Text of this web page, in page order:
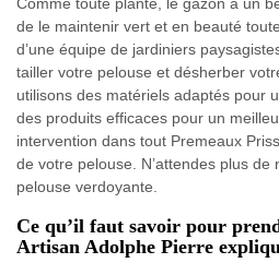
de le maintenir vert et en beauté
d’une équipe de jardiniers
tailler votre pelouse et désherber
utilisons des matériels adaptés pour
des produits efficaces pour un
intervention dans tout Premeaux
de votre pelouse. N’attendes plus de
pelouse verdoyante.
Ce qu’il faut savoir pour
Artisan Adolphe Pierre